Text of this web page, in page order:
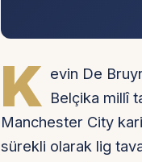
K evin De
Belçika millî
Manchester City
sürekli olarak lig